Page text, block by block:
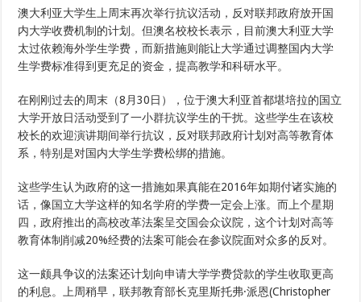
澳大利亚大学生上周末再次举行抗议活动，反对联邦政府放开国
内大学收费机制的计划。但澳名校校长表示，目前澳大利亚大学
太过依赖海外学生学费，而新措施则能让大学通过调整国内大学
生学费标准得到更充足的资金，提高教学和科研水平。
在刚刚过去的周末（8月30日），位于澳大利亚首都堪培拉的国立
大学开放日活动受到了一小群抗议学生的干扰。这些学生在该校
校长的欢迎演讲期间举行抗议，反对联邦政府计划对高等教育体
系，特别是对国内大学生学费松绑的措施。
这些学生认为政府的这一措施如果真能在2016年如期付诸实施的
话，像国立大学这样的知名学府的学费一定会上涨。而上个星期
四，政府推出的高校改革法案呈交国会众议院，这个计划对高等
教育体制削减20%经费的法案可能会在参议院面对众多的反对。
这一颇具争议的法案还计划向申请大学学费贷款的学生收取更高
的利息。上周稍早，联邦教育部长克里斯托弗·派恩(Christopher